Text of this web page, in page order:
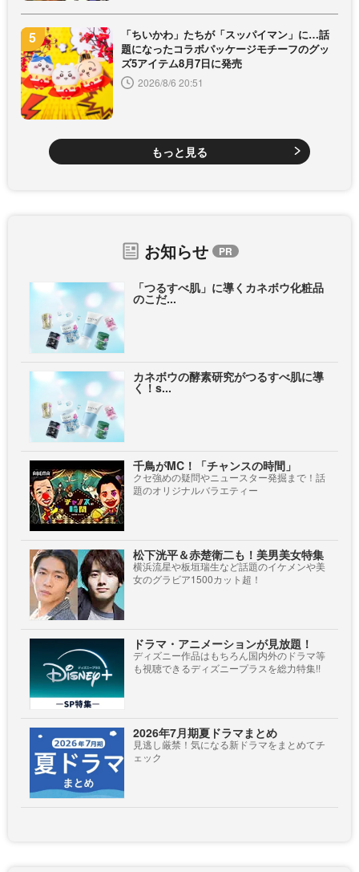
「ちいかわ」たちが「スッパイマン」に…話
題になったコラボパッケージモチーフのグッ
ズ5アイテム8月7日に発売
2026/8/6 20:51
もっと見る
お知らせ
「つるすべ肌」に導くカネボウ化粧品
のこだ...
カネボウの酵素研究がつるすべ肌に導
く！s...
千鳥がMC！「チャンスの時間」
クセ強めの疑問やニュースター発掘まで！話
題のオリジナルバラエティー
松下洸平＆赤楚衛二も！美男美女特集
横浜流星や板垣瑞生など話題のイケメンや美
女のグラビア1500カット超！
ドラマ・アニメーションが見放題！
ディズニー作品はもちろん国内外のドラマ等
も視聴できるディズニープラスを総力特集!!
2026年7月期夏ドラマまとめ
見逃し厳禁！気になる新ドラマをまとめてチ
ェック